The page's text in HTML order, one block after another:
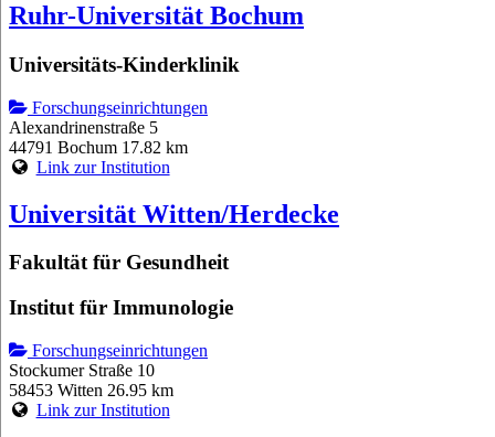
Ruhr-Universität Bochum
Universitäts-Kinderklinik
Forschungseinrichtungen
Alexandrinenstraße 5
44791 Bochum 17.82 km
Link zur Institution
Universität Witten/Herdecke
Fakultät für Gesundheit
Institut für Immunologie
Forschungseinrichtungen
Stockumer Straße 10
58453 Witten 26.95 km
Link zur Institution